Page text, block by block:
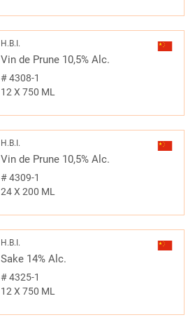
H.B.I.
Vin de Prune 10,5% Alc.
#4308-1
12 X 750 ML
H.B.I.
Vin de Prune 10,5% Alc.
#4309-1
24 X 200 ML
H.B.I.
Sake 14% Alc.
#4325-1
12 X 750 ML